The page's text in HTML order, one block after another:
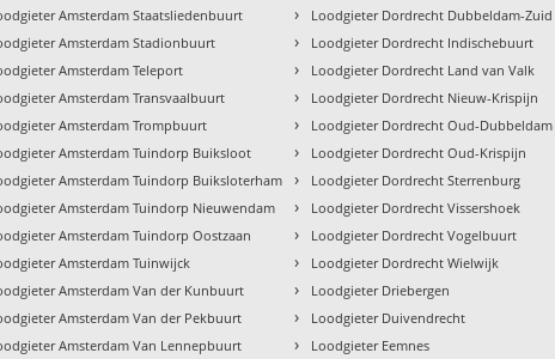
Amsterdam Staatsliedenbuurt
Amsterdam Stadionbuurt
Amsterdam Teleport
Amsterdam Transvaalbuurt
Amsterdam Trompbuurt
Amsterdam Tuindorp Buiksloot
Amsterdam Tuindorp Buiksloterham
Amsterdam Tuindorp Nieuwendam
Amsterdam Tuindorp Oostzaan
Amsterdam Tuinwijck
Amsterdam Van der Kunbuurt
Amsterdam Van der Pekbuurt
Amsterdam Van Lennepbuurt
› Loodgieter Dordrecht Dubbeldam-Zuid
› Loodgieter Dordrecht Indischebuurt
› Loodgieter Dordrecht Land van Valk
› Loodgieter Dordrecht Nieuw-Krispijn
› Loodgieter Dordrecht Oud-Dubbeldam
› Loodgieter Dordrecht Oud-Krispijn
› Loodgieter Dordrecht Sterrenburg
› Loodgieter Dordrecht Vissershoek
› Loodgieter Dordrecht Vogelbuurt
› Loodgieter Dordrecht Wielwijk
› Loodgieter Driebergen
› Loodgieter Duivendrecht
› Loodgieter Eemnes